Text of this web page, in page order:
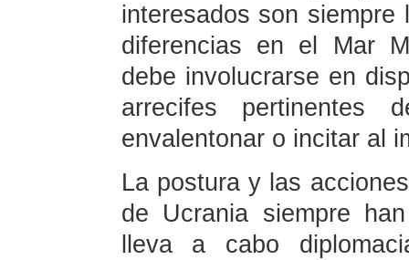
interesados son
diferencias en el Mar
debe involucrarse en
arrecifes pertinentes
envalentonar o incitar al
La postura y las
de Ucrania siempre
lleva a cabo